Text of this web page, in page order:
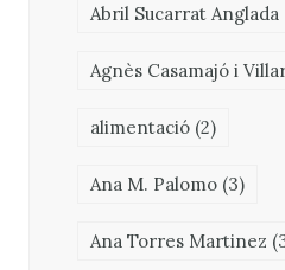
Abril Sucarrat Anglada
Agnès Casamajó i
alimentació (2)
Ana M. Palomo (3)
Ana Torres Martinez